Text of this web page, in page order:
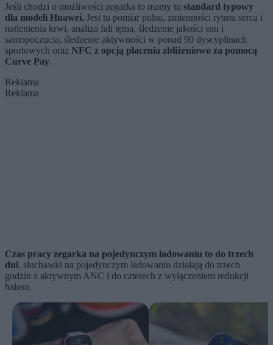
Jeśli chodzi o możliwości zegarka to mamy tu standard typowy
dla modeli Huawei. Jest tu pomiar pulsu, zmienności rytmu serca i
natlenienia krwi, analiza fali tętna, śledzenie jakości snu i
samopoczucia, śledzenie aktywności w ponad 90 dyscyplinach
sportowych oraz NFC z opcją płacenia zbliżeniowo za pomocą
Curve Pay.
Reklama
Reklama
Czas pracy zegarka na pojedynczym ładowaniu to do trzech
dni, słuchawki na pojedynczym ładowaniu działają do trzech
godzin z aktywnym ANC i do czterech z wyłączeniem redukcji
hałasu.